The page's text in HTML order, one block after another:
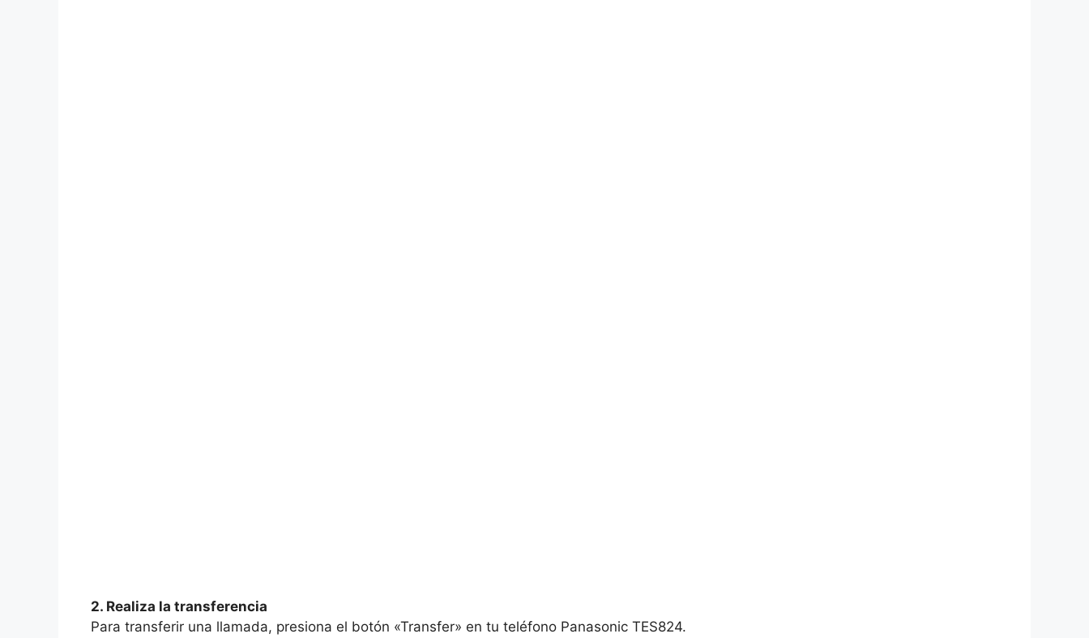
2. Realiza la transferencia
Para transferir una llamada, presiona el botón «Transfer» en tu teléfono Panasonic TES824.